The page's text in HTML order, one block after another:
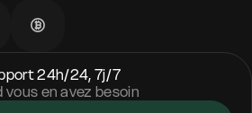
24h/24, 7j/7
vous en avez besoin